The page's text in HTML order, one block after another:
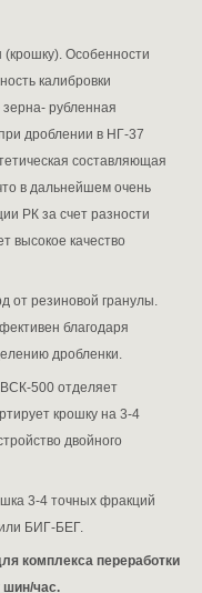
Особенности
калибровки
зерна- рубленная
дроблении в НГ-37
составляющая
в дальнейшем очень
РК за счет разности
высокое качество
от резиновой гранулы.
благодаря
дробленки.
500 отделяет
крошку на 3-4
двойного
3-4 точных фракций
БИГ-БЕГ.
комплекса переработки
шин/час.